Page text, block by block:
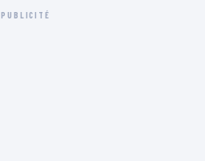
PUBLICITÉ